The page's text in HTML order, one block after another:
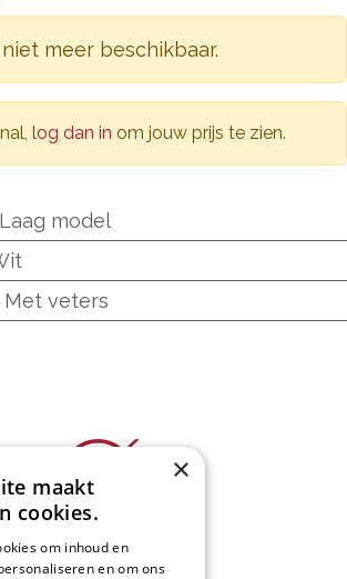
meer beschikbaar.
log dan in om jouw prijs te zien.
Laag model
Met veters
Foodpartner BV
×
maakt
cookies.
om inhoud en
en om ons